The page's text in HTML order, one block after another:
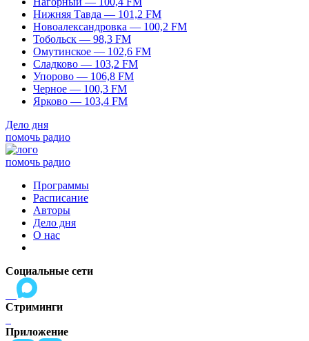
Нижняя Тавда — 101,2 FM
Новоалександровка — 100,2 FM
Тобольск — 98,3 FM
Омутинское — 102,6 FM
Сладково — 103,2 FM
Упорово — 106,8 FM
Черное — 100,3 FM
Ярково — 103,4 FM
Дело дня
помочь радио
помочь радио
Программы
Расписание
Авторы
Дело дня
О нас
Социальные сети
Стриминги
Приложение